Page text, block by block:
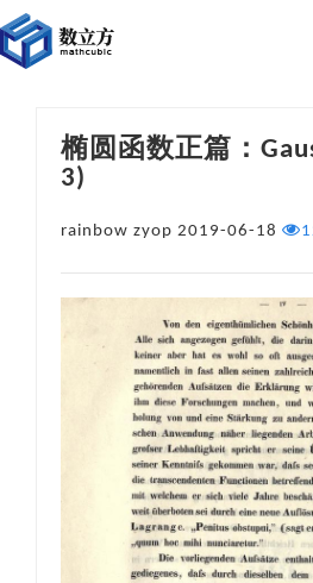
椭圆函数正篇：
3)
rainbow zyop 2019-06-18